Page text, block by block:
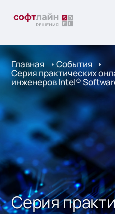
Главная События
Серия практических
инженеров Intel®
Серия